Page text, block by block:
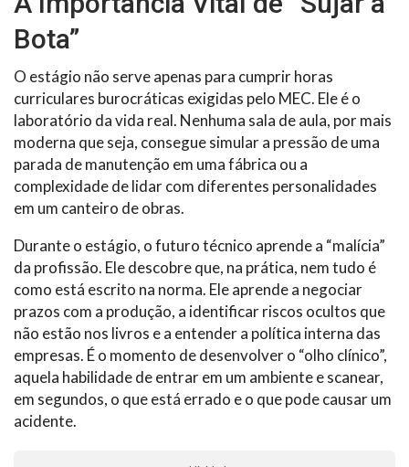
Bota”
O estágio não serve apenas para cumprir horas
curriculares burocráticas exigidas pelo MEC. Ele é o
laboratório da vida real. Nenhuma sala de aula, por mais
moderna que seja, consegue simular a pressão de uma
parada de manutenção em uma fábrica ou a
complexidade de lidar com diferentes personalidades
em um canteiro de obras.
Durante o estágio, o futuro técnico aprende a “malícia”
da profissão. Ele descobre que, na prática, nem tudo é
como está escrito na norma. Ele aprende a negociar
prazos com a produção, a identificar riscos ocultos que
não estão nos livros e a entender a política interna das
empresas. É o momento de desenvolver o “olho clínico”,
aquela habilidade de entrar em um ambiente e scanear,
em segundos, o que está errado e o que pode causar um
acidente.